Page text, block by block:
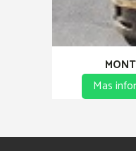
Mas